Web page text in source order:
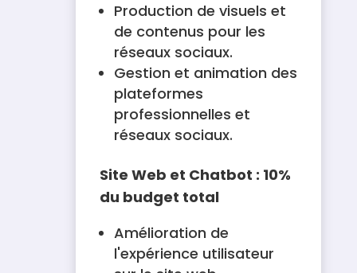
Production de visuels et
de contenus pour les
réseaux sociaux.
Gestion et animation des
plateformes
professionnelles et
réseaux sociaux.
Site Web et Chatbot : 10%
du budget total
Amélioration de
l'expérience utilisateur